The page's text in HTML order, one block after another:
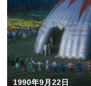
1990年9月22日